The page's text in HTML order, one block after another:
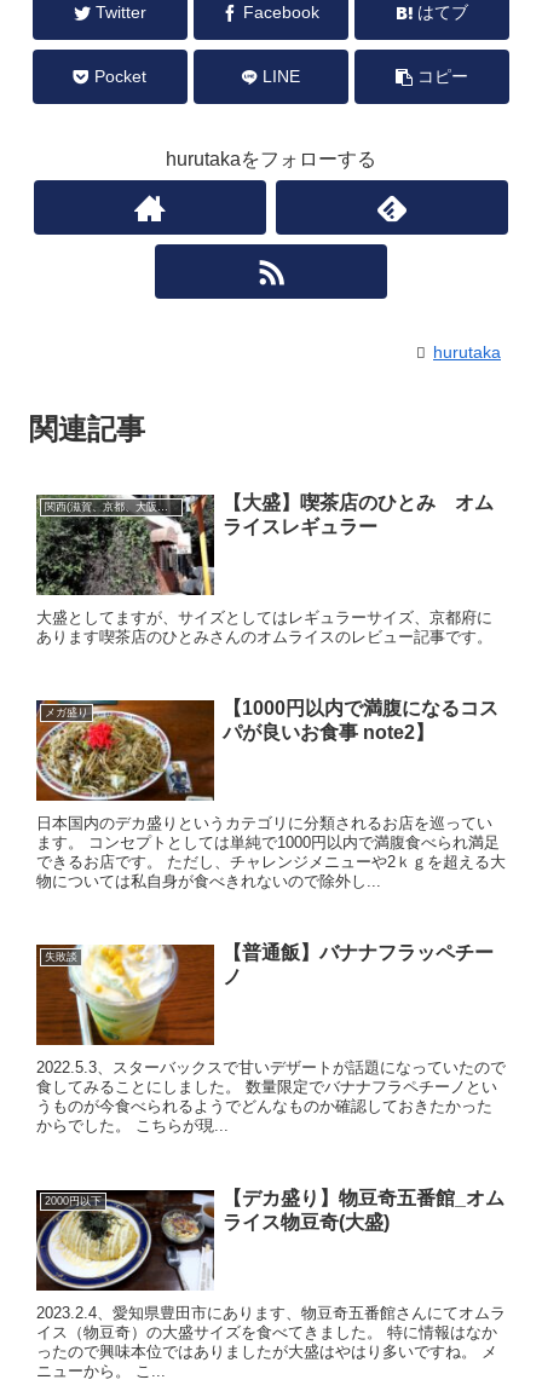
Twitter Facebook はてブ
Pocket LINE コピー
hurutakaをフォローする
hurutaka
関連記事
関西(滋賀、京都、大阪、奈良、和歌山、兵庫)
【大盛】喫茶店のひとみ オム
ライスレギュラー
大盛としてますが、サイズとしてはレギュラーサイズ、京都府に
あります喫茶店のひとみさんのオムライスのレビュー記事です。
メガ盛り
【1000円以内で満腹になるコス
パが良いお食事 note2】
日本国内のデカ盛りというカテゴリに分類されるお店を巡ってい
ます。 コンセプトとしては単純で1000円以内で満腹食べられ満足
できるお店です。 ただし、チャレンジメニューや2ｋｇを超える大
物については私自身が食べきれないので除外し...
失敗談
【普通飯】バナナフラッペチー
ノ
2022.5.3、スターバックスで甘いデザートが話題になっていたので
食してみることにしました。 数量限定でバナナフラペチーノとい
うものが今食べられるようでどんなものか確認しておきたかった
からでした。 こちらが現...
2000円以下
【デカ盛り】物豆奇五番館_オム
ライス物豆奇(大盛)
2023.2.4、愛知県豊田市にあります、物豆奇五番館さんにてオムラ
イス（物豆奇）の大盛サイズを食べてきました。 特に情報はなか
ったので興味本位ではありましたが大盛はやはり多いですね。 メ
ニューから。 こ...